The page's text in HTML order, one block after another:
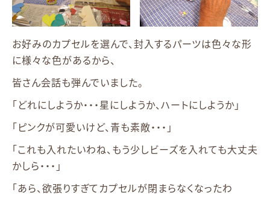
お好みのカプセルを選んで、封入するパーツは色々な形
に様々な色があるから、
皆さん会話も弾んでいました。
「どれにしようか・・・星にしようか、ハートにしようか」
「ピンクが可愛いけど、青も素敵・・・」
「これも入れたいわね、もう少しビーズを入れても大丈夫
かしら・・・」
「あら、欲張りすぎてカプセルが閉まらなくなったわ